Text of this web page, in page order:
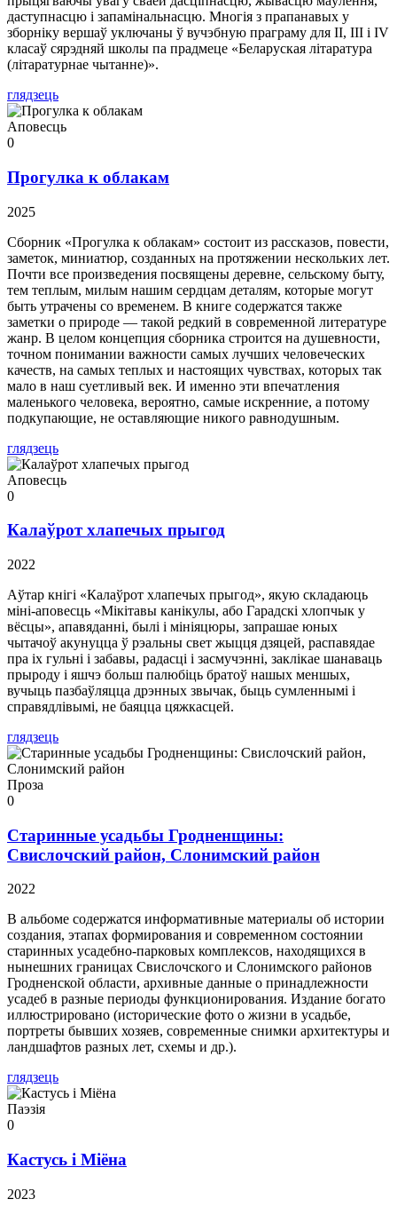
даступнасцю і запамінальнасцю. Многія з прапанавых у
зборніку вершаў уключаны ў вучэбную праграму для II, III і IV
класаў сярэдняй школы па прадмеце «Беларуская літаратура
(літаратурнае чытанне)».
глядзець
Аповесць
0
Прогулка к облакам
2025
Сборник «Прогулка к облакам» состоит из рассказов, повести,
заметок, миниатюр, созданных на протяжении нескольких лет.
Почти все произведения посвящены деревне, сельскому быту,
тем теплым, милым нашим сердцам деталям, которые могут
быть утрачены со временем. В книге содержатся также
заметки о природе — такой редкий в современной литературе
жанр. В целом концепция сборника строится на душевности,
точном понимании важности самых лучших человеческих
качеств, на самых теплых и настоящих чувствах, которых так
мало в наш суетливый век. И именно эти впечатления
маленького человека, вероятно, самые искренние, а потому
подкупающие, не оставляющие никого равнодушным.
глядзець
Аповесць
0
Калаўрот хлапечых прыгод
2022
Аўтар кнігі «Калаўрот хлапечых прыгод», якую складаюць
міні-аповесць «Мікітавы канікулы, або Гарадскі хлопчык у
вёсцы», апавяданні, былі і мініяцюры, запрашае юных
чытачоў акунуцца ў рэальны свет жыцця дзяцей, распавядае
пра іх гульні і забавы, радасці і засмучэнні, заклікае шанаваць
прыроду і яшчэ больш палюбіць братоў нашых меншых,
вучыць пазбаўляцца дрэнных звычак, быць сумленнымі і
справядлівымі, не баяцца цяжкасцей.
глядзець
Проза
0
Старинные усадьбы Гродненщины:
Свислочский район, Слонимский район
2022
В альбоме содержатся информативные материалы об истории
создания, этапах формирования и современном состоянии
старинных усадебно-парковых комплексов, находящихся в
нынешних границах Свислочского и Слонимского районов
Гродненской области, архивные данные о принадлежности
усадеб в разные периоды функционирования. Издание богато
иллюстрировано (исторические фото о жизни в усадьбе,
портреты бывших хозяев, современные снимки архитектуры и
ландшафтов разных лет, схемы и др.).
глядзець
Паэзія
0
Кастусь і Міёна
2023